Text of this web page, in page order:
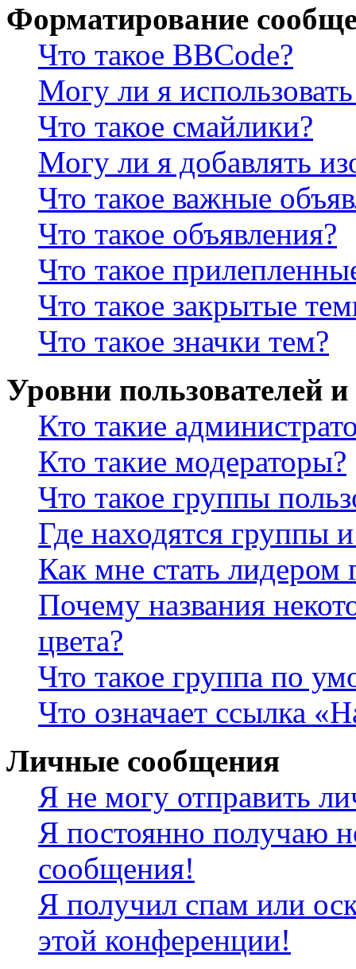
Форматирование
Что такое BBCode?
Могу ли я
Что такое смайлики?
Могу ли я добавлять
Что такое важные
Что такое объявления?
Что такое
Что такое закрытые
Что такое значки тем?
Уровни пользователей
Кто такие
Кто такие модераторы?
Что такое группы
Где находятся группы
Как мне стать лидером
Почему названия
цвета?
Что такое группа по
Что означает ссылка
Личные сообщения
Я не могу отправить
Я постоянно получаю
сообщения!
Я получил спам или
этой конференции!